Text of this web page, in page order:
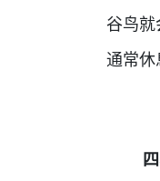
谷鸟就
通常休
四